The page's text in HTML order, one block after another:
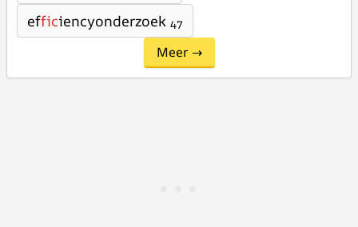
efficiencyonderzoek 47
Meer →